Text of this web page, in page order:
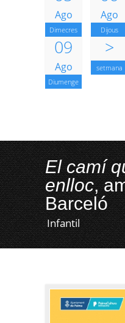
Ago
Dimecres
Ago
Dijous
09
Ago
Diumenge
>
setmana
El camí
enlloc,
Barceló
Infantil